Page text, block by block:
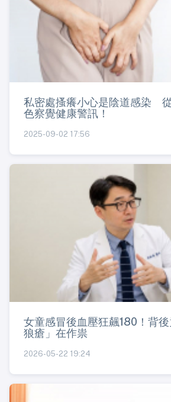
私密處搔癢小心是陰道感染
色察覺健康警訊！
2025-09-02 17:56
女童感冒後血壓狂飆180！背
狼瘡」在作祟
2026-05-22 19:24